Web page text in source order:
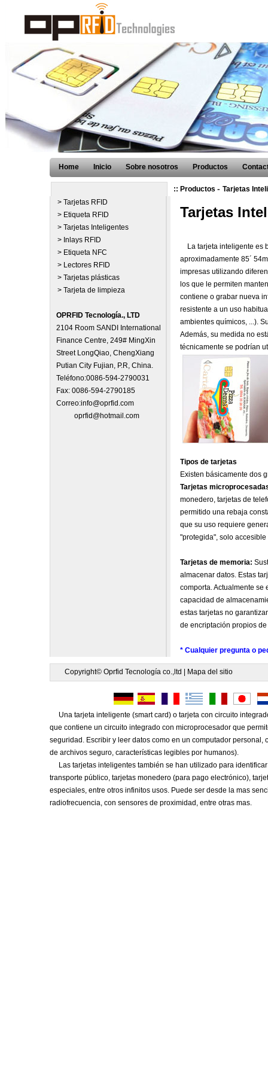
Home Inicio Sobre nosotros Productos
:: Productos - Tarjetas
> Tarjetas RFID
> Etiqueta RFID
> Tarjetas Inteligentes
> Inlays RFID
> Etiqueta NFC
> Lectores RFID
> Tarjetas plásticas
> Tarjeta de limpieza
OPRFID Tecnología., LTD
2104 Room SANDI International
Finance Centre, 249# MingXin
Street LongQiao, ChengXiang
Putian City Fujian, P.R, China.
Teléfono:0086-594-2790031
Fax: 0086-594-2790185
Correo:info@oprfid.com
oprfid@hotmail.com
Tarjetas
La tarjeta inteligente es
aproximadamente 85´
impresas utilizando
los que le permiten
contiene o grabar nueva
resistente a un uso
ambientes químicos, ...).
Además, su medida no
técnicamente se podrían
Tipos de tarjetas
Existen básicamente dos
Tarjetas
monedero, tarjetas de
permitido una rebaja
que su uso requiere
"protegida", solo
Tarjetas de memoria:
almacenar datos. Estas
comporta. Actualmente se
capacidad de
estas tarjetas no
de encriptación propios
* Cualquier pregunta o
Copyright© Oprfid Tecnología co.,ltd | Mapa del sitio
Una tarjeta inteligente (smart card) o tarjeta con circuito
que contiene un circuito integrado con microprocesador que
seguridad. Escribir y leer datos como en un computador
de archivos seguro, características legibles por humanos).
Las tarjetas inteligentes también se han utilizado para
transporte público, tarjetas monedero (para pago electrónico),
especiales, entre otros infinitos usos. Puede ser desde la mas
radiofrecuencia, con sensores de proximidad, entre otras mas.